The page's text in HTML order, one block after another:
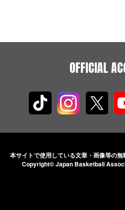
OFFICIAL
本サイトで使用している文章・画像等の無
Copyright© Japan Basketball